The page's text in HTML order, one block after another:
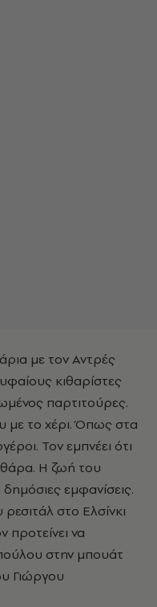
με τον Αντρές
κιθαρίστες
παρτιτούρες.
με το χέρι. Όπως στα
Τον εμπνέει ότι
Η ζωή του
εμφανίσεις.
στο Ελσίνκι
να
στην μπουάτ
Γιώργου